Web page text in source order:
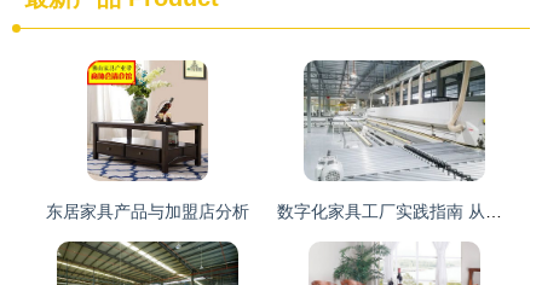
东居家具产品与加盟店分析